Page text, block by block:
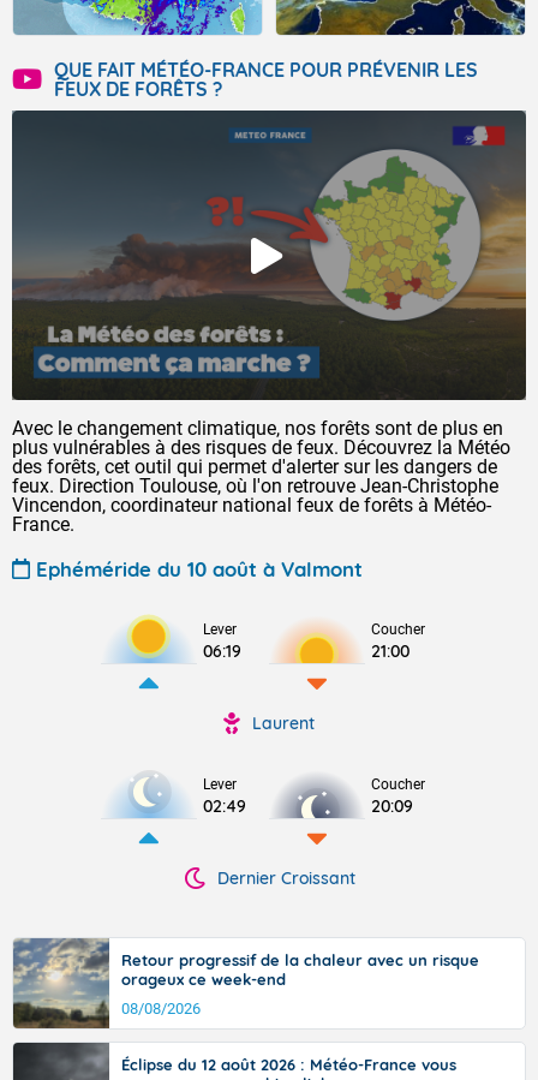
QUE FAIT MÉTÉO-FRANCE POUR PRÉVENIR LES
FEUX DE FORÊTS ?
Avec le changement climatique, nos forêts sont de plus en
plus vulnérables à des risques de feux. Découvrez la Météo
des forêts, cet outil qui permet d'alerter sur les dangers de
feux. Direction Toulouse, où l'on retrouve Jean-Christophe
Vincendon, coordinateur national feux de forêts à Météo-
France.
Ephéméride du 10 août à Valmont
Lever
06:19
Coucher
21:00
Laurent
Lever
02:49
Coucher
20:09
Dernier Croissant
Retour progressif de la chaleur avec un risque
orageux ce week-end
08/08/2026
Éclipse du 12 août 2026 : Météo-France vous